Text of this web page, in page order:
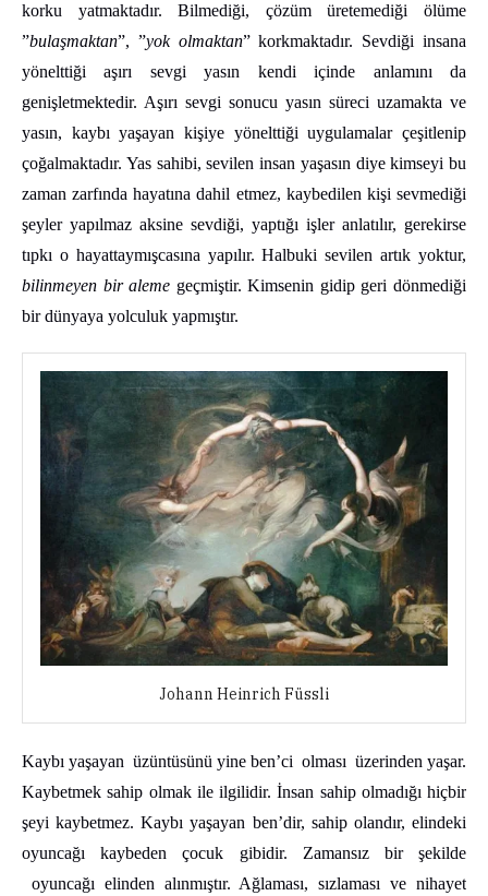
korku yatmaktadır. Bilmediği, çözüm üretemediği ölüme
”bulaşmaktan”, ”yok olmaktan” korkmaktadır. Sevdiği insana
yönelttiği aşırı sevgi yasın kendi içinde anlamını da
genişletmektedir. Aşırı sevgi sonucu yasın süreci uzamakta ve
yasın, kaybı yaşayan kişiye yönelttiği uygulamalar çeşitlenip
çoğalmaktadır. Yas sahibi, sevilen insan yaşasın diye kimseyi bu
zaman zarfında hayatına dahil etmez, kaybedilen kişi sevmediği
şeyler yapılmaz aksine sevdiği, yaptığı işler anlatılır, gerekirse
tıpkı o hayattaymışcasına yapılır. Halbuki sevilen artık yoktur,
bilinmeyen bir aleme geçmiştir. Kimsenin gidip geri dönmediği
bir dünyaya yolculuk yapmıştır.
Johann Heinrich Füssli
Kaybı yaşayan üzüntüsünü yine ben’ci olması üzerinden yaşar.
Kaybetmek sahip olmak ile ilgilidir. İnsan sahip olmadığı hiçbir
şeyi kaybetmez. Kaybı yaşayan ben’dir, sahip olandır, elindeki
oyuncağı kaybeden çocuk gibidir. Zamansız bir şekilde
oyuncağı elinden alınmıştır. Ağlaması, sızlaması ve nihayet